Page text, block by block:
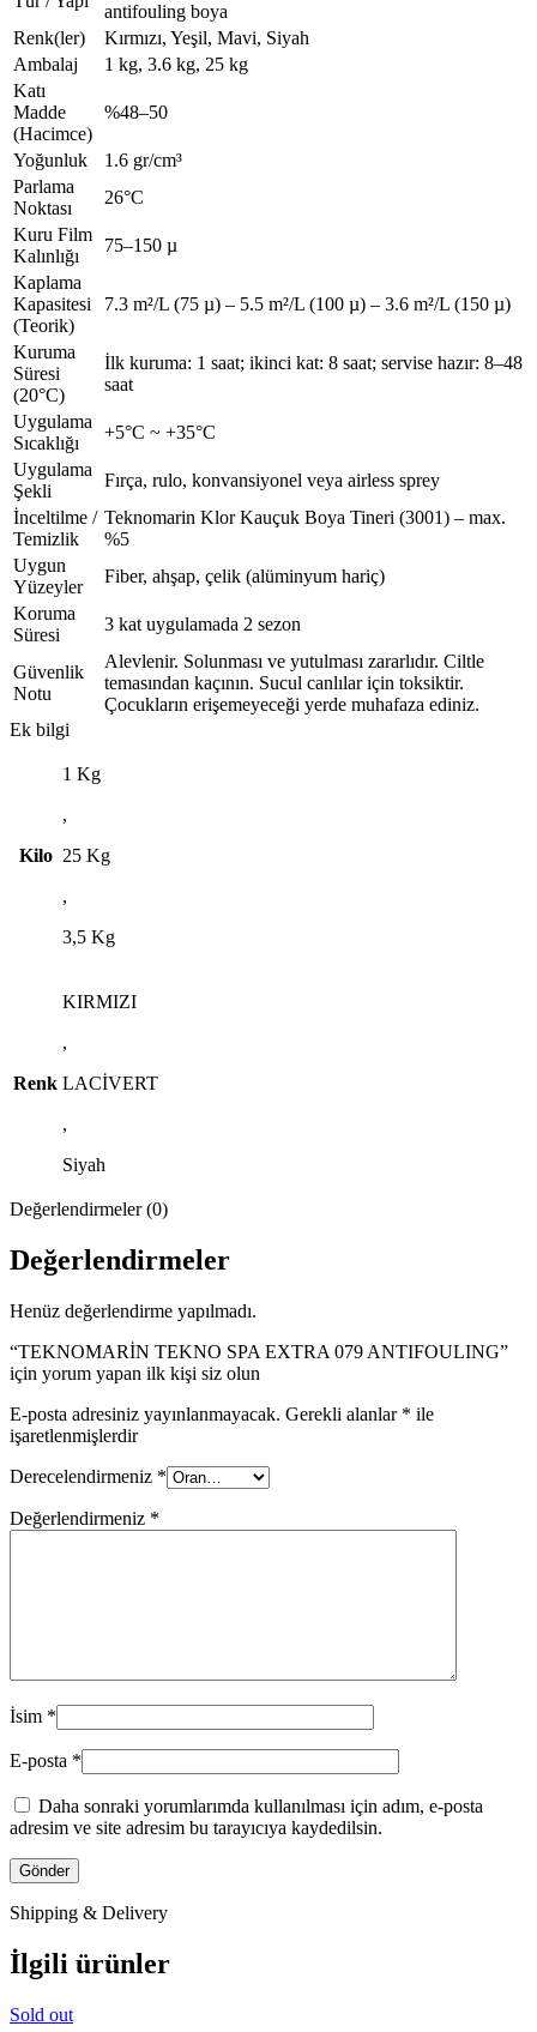
antifouling boya
Renk(ler)
Kırmızı, Yeşil, Mavi, Siyah
Ambalaj
1 kg, 3.6 kg, 25 kg
Katı
Madde
(Hacimce)
%48–50
Yoğunluk
1.6 gr/cm³
Parlama
Noktası
26°C
Kuru Film
Kalınlığı
75–150 µ
Kaplama
Kapasitesi
(Teorik)
7.3 m²/L (75 µ) – 5.5 m²/L (100 µ) – 3.6 m²/L (150 µ)
Kuruma
Süresi
(20°C)
İlk kuruma: 1 saat; ikinci kat: 8 saat; servise hazır: 8–48
saat
Uygulama
Sıcaklığı
+5°C ~ +35°C
Uygulama
Şekli
Fırça, rulo, konvansiyonel veya airless sprey
İnceltilme /
Temizlik
Teknomarin Klor Kauçuk Boya Tineri (3001) – max.
%5
Uygun
Yüzeyler
Fiber, ahşap, çelik (alüminyum hariç)
Koruma
Süresi
3 kat uygulamada 2 sezon
Güvenlik
Notu
Alevlenir. Solunması ve yutulması zararlıdır. Ciltle
temasından kaçının. Sucul canlılar için toksiktir.
Çocukların erişemeyeceği yerde muhafaza ediniz.
Ek bilgi
Kilo
1 Kg
,
25 Kg
,
3,5 Kg
Renk
KIRMIZI
,
LACİVERT
,
Siyah
Değerlendirmeler (0)
Değerlendirmeler
Henüz değerlendirme yapılmadı.
“TEKNOMARİN TEKNO SPA EXTRA 079 ANTIFOULING”
için yorum yapan ilk kişi siz olun
E-posta adresiniz yayınlanmayacak. Gerekli alanlar * ile
işaretlenmişlerdir
Derecelendirmeniz *
Değerlendirmeniz *
İsim *
E-posta *
Daha sonraki yorumlarımda kullanılması için adım, e-posta
adresim ve site adresim bu tarayıcıya kaydedilsin.
Shipping & Delivery
İlgili ürünler
Sold out